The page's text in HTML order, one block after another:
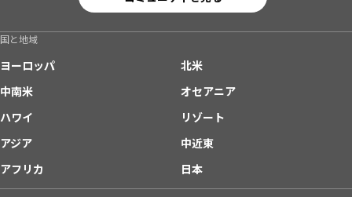
国と地域
ヨーロッパ
北米
中南米
オセアニア
ハワイ
リゾート
アジア
中近東
アフリカ
日本